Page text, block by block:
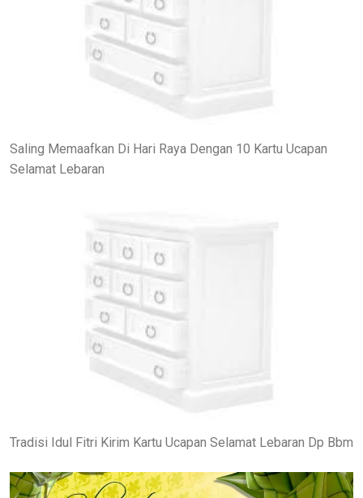
Saling Memaafkan Di Hari Raya Dengan 10 Kartu Ucapan
Selamat Lebaran
Tradisi Idul Fitri Kirim Kartu Ucapan Selamat Lebaran Dp Bbm